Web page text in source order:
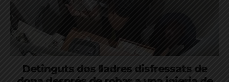
Detinguts dos lladres disfressats de